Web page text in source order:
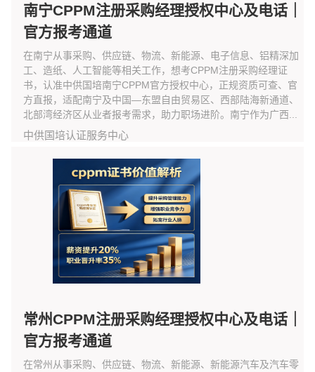
南宁CPPM注册采购经理授权中心及电话｜
官方报考通道
在南宁从事采购、供应链、物流、新能源、电子信息、铝精深加
工、造纸、人工智能等相关工作，想考CPPM注册采购经理证
书，认准中供国培南宁CPPM官方授权中心，正规资质可查、官
方直报，适配南宁及中国—东盟自由贸易区、西部陆海新通道、
北部湾经济区从业者报考需求，助力职场进阶。南宁作为广西...
中供国培认证服务中心
常州CPPM注册采购经理授权中心及电话｜
官方报考通道
在常州从事采购、供应链、物流、新能源、新能源汽车及汽车零